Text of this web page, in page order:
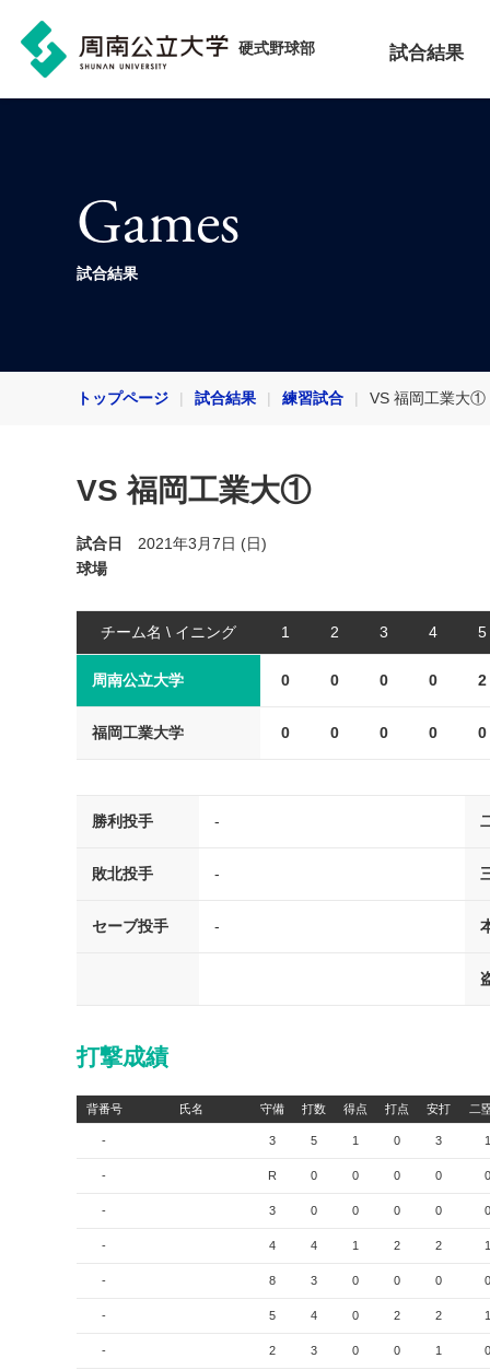
硬式野球部 試合結果
Games
試合結果
トップページ 試合結果 練習試合 VS 福岡工業大①
VS 福岡工業大①
試合日
2021年3月7日 (日)
球場
チーム名 \ イニング 1 2 3 4 5
周南公立大学 0 0 0 0 2
福岡工業大学 0 0 0 0 0
勝利投手 -
敗北投手 -
セーブ投手 -
打撃成績
背番号 氏名 守備 打数 得点 打点 安打 二
- 3 5 1 0 3 1
- R 0 0 0 0 0
- 3 0 0 0 0 0
- 4 4 1 2 2 1
- 8 3 0 0 0 0
- 5 4 0 2 2 1
- 2 3 0 0 1 0